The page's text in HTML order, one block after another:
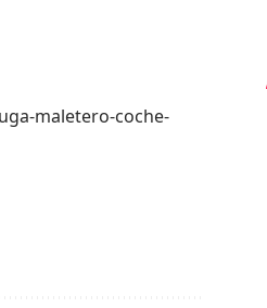
maletero-coche-